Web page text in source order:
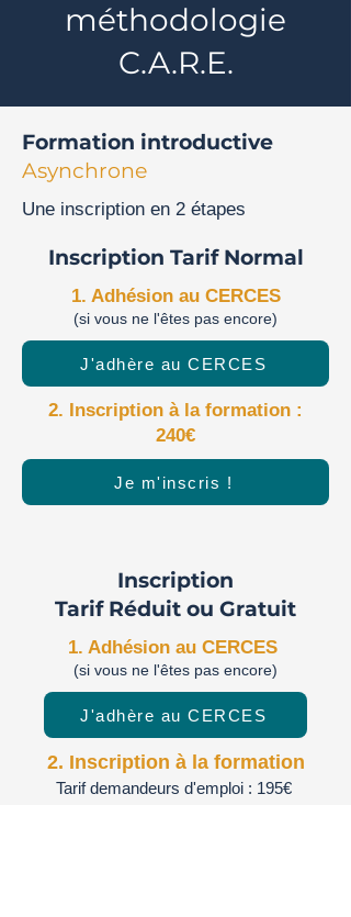
méthodologie
C.A.R.E.
Formation introductive
Asynchrone
Une inscription en 2 étapes
Inscription Tarif Normal
1. Adhésion au CERCES
(si vous ne l'êtes pas encore)
J'adhère au CERCES
2. Inscription à la formation :
240€
Je m'inscris !
Inscription
Tarif Réduit ou Gratuit
1. Adhésion au CERCES
(si vous ne l'êtes pas encore)
J'adhère au CERCES
2. Inscription à la formation
Tarif demandeurs d'emploi : 195€